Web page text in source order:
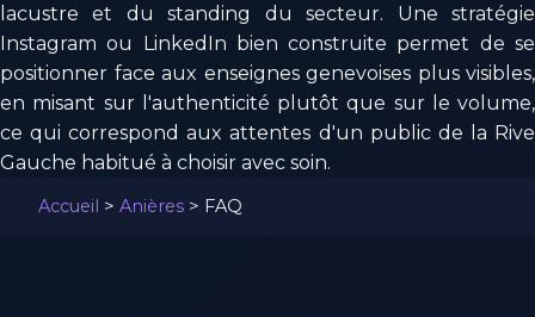
lacustre et du standing du secteur. Une stratégie
Instagram ou LinkedIn bien construite permet de se
positionner face aux enseignes genevoises plus visibles,
en misant sur l'authenticité plutôt que sur le volume,
ce qui correspond aux attentes d'un public de la Rive
Gauche habitué à choisir avec soin.
Accueil > Anières > FAQ